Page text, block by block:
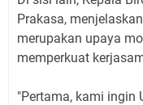
Prakasa,
merupakan upaya
memperkuat
‎"Pertama, kami ingin